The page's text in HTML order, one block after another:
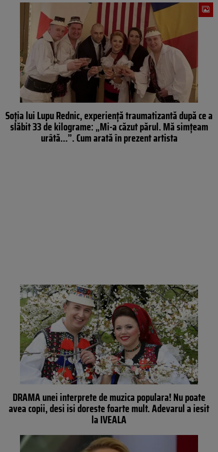
Soţia lui Lupu Rednic, experienţă traumatizantă după ce a
slăbit 33 de kilograme: „Mi-a căzut părul. Mă simţeam
urâtă…”. Cum arată în prezent artista
DRAMA unei interprete de muzica populara! Nu poate
avea copii, desi isi doreste foarte mult. Adevarul a iesit
la IVEALA